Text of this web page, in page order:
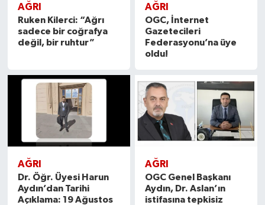
AĞRI
Ruken Kilerci: “Ağrı
sadece bir coğrafya
değil, bir ruhtur”
AĞRI
OGC, İnternet
Gazetecileri
Federasyonu’na üye
oldu!
AĞRI
Dr. Öğr. Üyesi Harun
Aydın’dan Tarihi
Açıklama: 19 Ağustos
AĞRI
OGC Genel Başkanı
Aydın, Dr. Aslan’ın
istifasına tepkisiz